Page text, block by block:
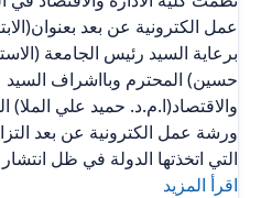
عمل الكترونية عن بعد
برعاية السيد رئيس الجامعة
حسين) المحترم وبااشراف السيد
والاقتصاد(ا.م.د. حميد علي الملا)
ورشة عمل الكترونية عن بعد
التي اتخذتها الدولة في ظل
اقرأ المزيد